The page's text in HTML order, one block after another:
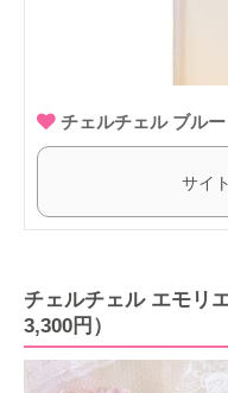
チェルチェル ブル
サイ
チェルチェル エモリ
3,300円）